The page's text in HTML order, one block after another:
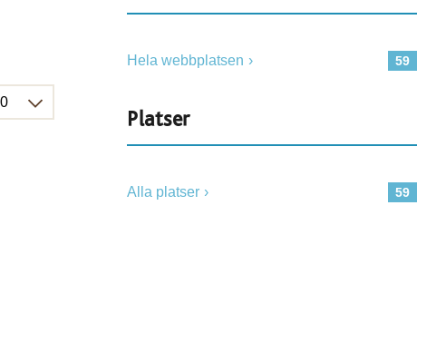
59
Hela webbplatsen
Platser
59
Alla platser